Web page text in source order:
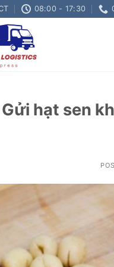
08:00 - 17:30
Gửi hạt sen